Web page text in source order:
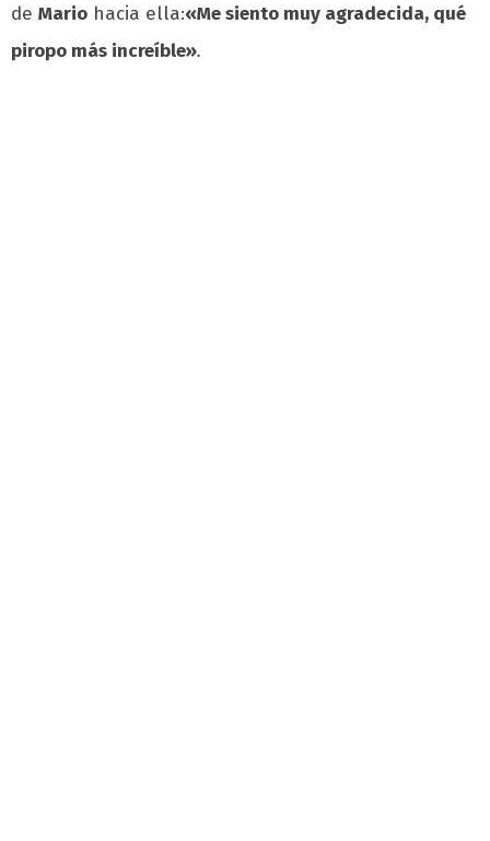
de Mario hacia ella:«Me siento muy agradecida, qué
piropo más increíble».